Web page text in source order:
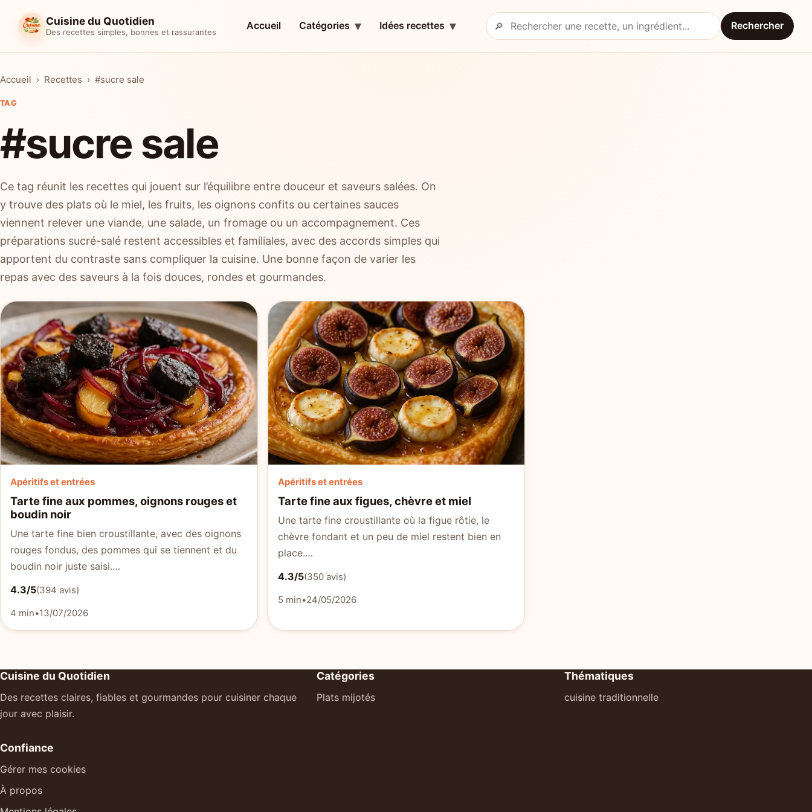
Cuisine du Quotidien
Des recettes simples, bonnes et rassurantes
Accueil Catégories Idées recettes
Rechercher une recette
🔎 Rechercher
Accueil Recettes #sucre sale
TAG
#sucre sale
Ce tag réunit les recettes qui jouent sur l’équilibre entre douceur et saveurs salées. On
y trouve des plats où le miel, les fruits, les oignons confits ou certaines sauces
viennent relever une viande, une salade, un fromage ou un accompagnement. Ces
préparations sucré-salé restent accessibles et familiales, avec des accords simples qui
apportent du contraste sans compliquer la cuisine. Une bonne façon de varier les
repas avec des saveurs à la fois douces, rondes et gourmandes.
Apéritifs et entrées
Tarte fine aux pommes, oignons rouges et
boudin noir
Une tarte fine bien croustillante, avec des oignons
rouges fondus, des pommes qui se tiennent et du
boudin noir juste saisi.…
4.3/5(394 avis)
4 min•13/07/2026
Apéritifs et entrées
Tarte fine aux figues, chèvre et miel
Une tarte fine croustillante où la figue rôtie, le
chèvre fondant et un peu de miel restent bien en
place.…
4.3/5(350 avis)
5 min•24/05/2026
Cuisine du Quotidien
Des recettes claires, fiables et gourmandes pour cuisiner chaque
jour avec plaisir.
Catégories
Plats mijotés
Thématiques
cuisine traditionnelle
Confiance
Gérer mes cookies
À propos